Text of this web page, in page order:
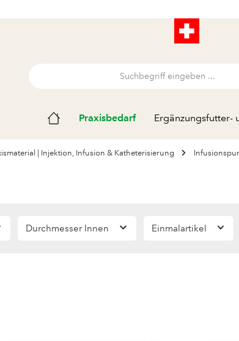
Praxisbedarf Ergänzungsfutter-
| Injektion, Infusion & Katheterisierung
Durchmesser Innen Einmalartikel